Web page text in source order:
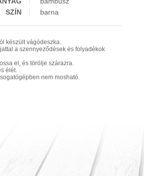
SZÍN
barna
készült vágódeszka.
a szennyeződések és folyadékok
el, és törölje szárazra.
élét.
nem mosható.